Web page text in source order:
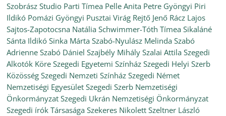
Szobrász Studio Parti Tímea Pelle Anita Petre Gyöngyi Piri
Ildikó Pomázi Gyöngyi Pusztai Virág Rejtő Jenő Rácz Lajos
Sajtos-Zapotocsna Natália Schwimmer-Tóth Tímea Sikaláné
Sánta Ildikó Sinka Márta Szabó-Nyulász Melinda Szabó
Adrienne Szabó Dániel Szajbély Mihály Szalai Attila Szegedi
Alkotók Köre Szegedi Egyetemi Színház Szegedi Helyi Szerb
Közösség Szegedi Nemzeti Színház Szegedi Német
Nemzetiségi Egyesület Szegedi Szerb Nemzetiségi
Önkormányzat Szegedi Ukrán Nemzetiségi Önkormányzat
Szegedi írók Társasága Szekeres Nikolett Szeltner László